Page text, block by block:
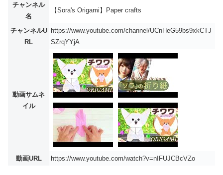
チャンネル
名
【Sora's Origami】Paper crafts
チャンネルU
RL
https://www.youtube.com/channel/UCnHeG59bs9xkCTJ
SZrqYYjA
動画サムネ
イル
動画URL https://www.youtube.com/watch?v=nIFUJCBcVZo